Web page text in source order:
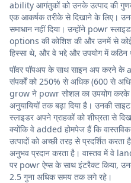
ability आगंतुकों को उनके उत्पाद की
एक आकर्षक तरीके से दिखाने के लिए।
समाधान नहीं दिया। उन्होंने powr
options की कोशिश की और उनमें से
हिस्सा थे, और वे भद्दे और उपयोग में कठिन
पॉवर पॉपअप के साथ साइन अप करने
संपर्कों को 250% से अधिक (600 से
grow ने powr सोशल का उपयोग करके
अनुयायियों तक बढ़ा दिया है। उनकी
स्लाइडर अपने ग्राहकों को शीघ्रता से
क्योंकि वे added होमपेज हैं कि
उत्पादों को अच्छी तरह से प्रदर्शित
अनुभव प्रदान करता है। वास्तव में वे
पर powr ऐप्स के साथ इंटरैक्ट किया,
2.5 गुना अधिक समय तक लगे रहे।